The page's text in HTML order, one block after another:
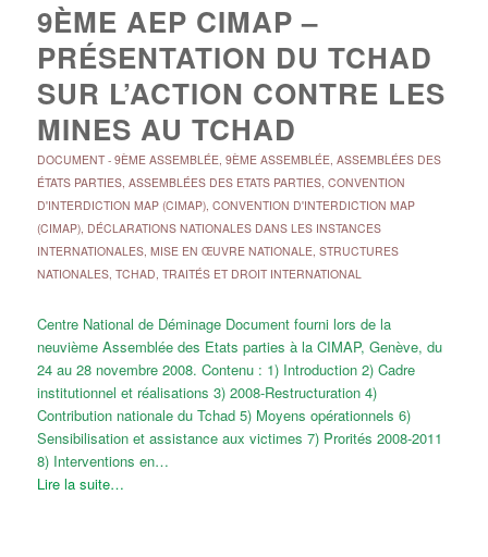
9ÈME AEP CIMAP –
PRÉSENTATION DU TCHAD
SUR L’ACTION CONTRE LES
MINES AU TCHAD
DOCUMENT- 9ÈME ASSEMBLÉE, 9ÈME ASSEMBLÉE, ASSEMBLÉES DES
ÉTATS PARTIES, ASSEMBLÉES DES ETATS PARTIES, CONVENTION
D'INTERDICTION MAP (CIMAP), CONVENTION D'INTERDICTION MAP
(CIMAP), DÉCLARATIONS NATIONALES DANS LES INSTANCES
INTERNATIONALES, MISE EN ŒUVRE NATIONALE, STRUCTURES
NATIONALES, TCHAD, TRAITÉS ET DROIT INTERNATIONAL
Centre National de Déminage Document fourni lors de la
neuvième Assemblée des Etats parties à la CIMAP, Genève, du
24 au 28 novembre 2008. Contenu : 1) Introduction 2) Cadre
institutionnel et réalisations 3) 2008-Restructuration 4)
Contribution nationale du Tchad 5) Moyens opérationnels 6)
Sensibilisation et assistance aux victimes 7) Prorités 2008-2011
8) Interventions en…
Lire la suite…